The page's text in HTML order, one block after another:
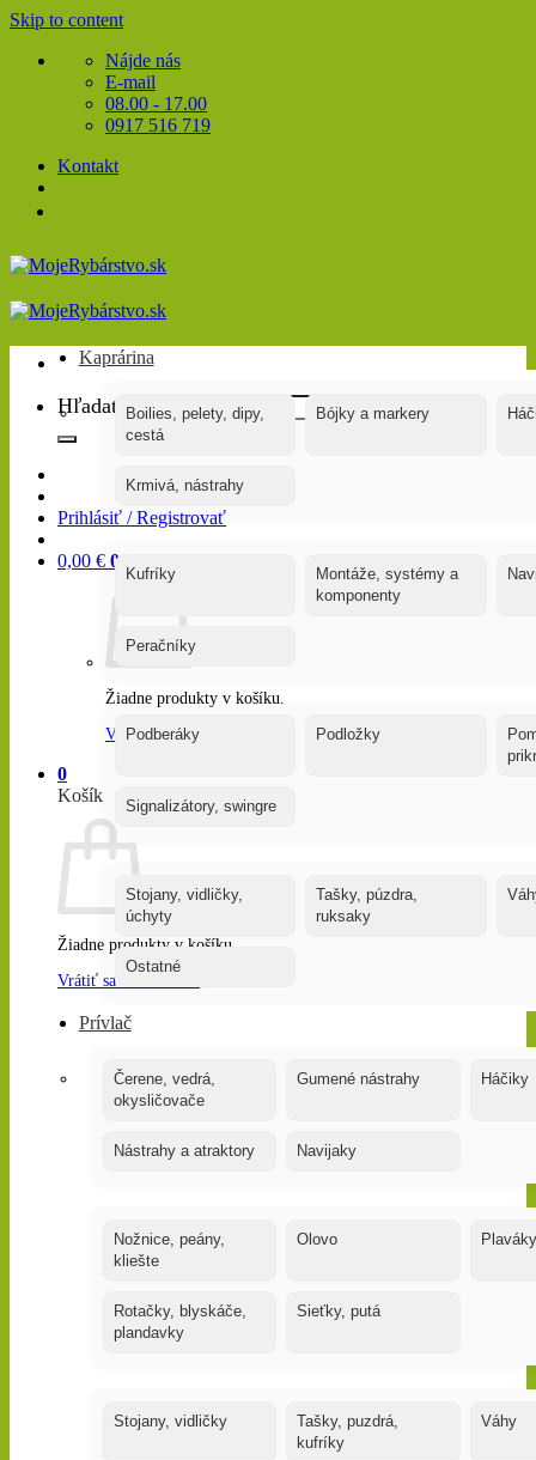
Skip to content
Nájde nás
E-mail
08.00 - 17.00
0917 516 719
Kontakt
Hľadať:
Prihlásiť / Registrovať
0,00 € 0
Žiadne produkty v košíku.
Vrátiť sa do obchodu
0
Košík
Žiadne produkty v košíku.
Vrátiť sa do obchodu
Kaprárina
Boilies, pelety, dipy,
cestá
Bójky a markery
Krmivá, nástrahy
Kufríky
Montáže, systémy a
komponenty
Peračníky
Podberáky Podložky
Signalizátory, swingre
Stojany, vidličky,
úchyty
Tašky, púzdra,
ruksaky
Ostatné
Prívlač
Čerene, vedrá,
okysličovače
Gumené nástrahy Háčiky
Nástrahy a atraktory Navijaky
Nožnice, peány,
kliešte
Olovo Plaváky
Rotačky, blyskáče,
plandavky
Sieťky, putá
Stojany, vidličky
Tašky, puzdrá,
kufríky
Váhy